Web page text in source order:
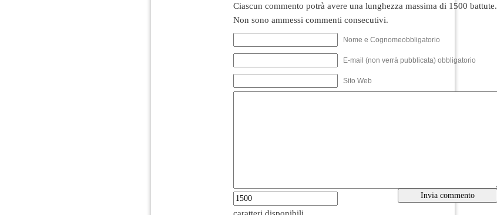
Ciascun commento potrà avere una lunghezza massima di 1500 battute.
Non sono ammessi commenti consecutivi.
Nome e Cognomeobbligatorio
E-mail (non verrà pubblicata) obbligatorio
Sito Web